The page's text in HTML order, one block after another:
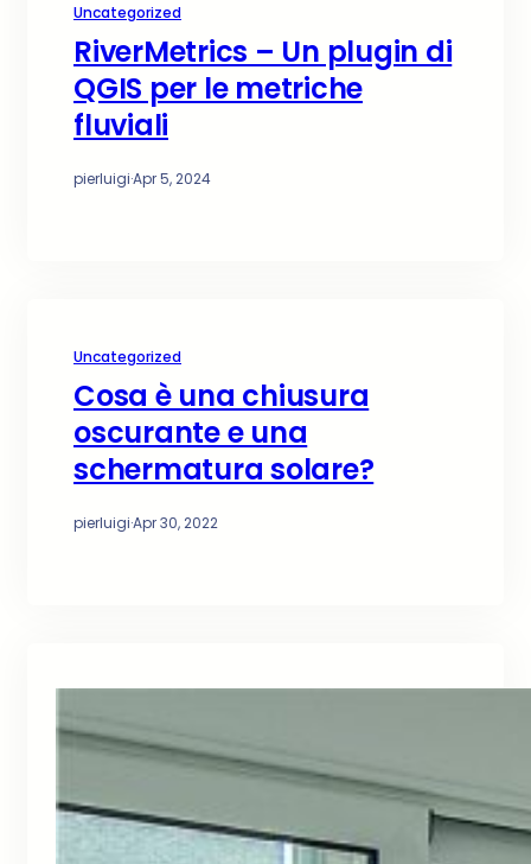
Uncategorized
RiverMetrics – Un plugin di
QGIS per le metriche
fluviali
pierluigi·Apr 5, 2024
Uncategorized
Cosa è una chiusura
oscurante e una
schermatura solare?
pierluigi·Apr 30, 2022